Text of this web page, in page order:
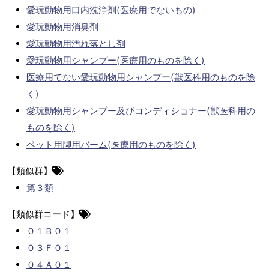
愛玩動物用口内洗浄剤(医療用でないもの)
愛玩動物用消臭剤
愛玩動物用汚れ落とし剤
愛玩動物用シャンプー(医療用のものを除く)
医療用でない愛玩動物用シャンプー(獣医科用のものを除
く)
愛玩動物用シャンプー及びコンディショナー(獣医科用の
ものを除く)
ペット用脚用バーム(医療用のものを除く)
【類似群】
第３類
【類似群コード】
０１Ｂ０１
０３Ｆ０１
０４Ａ０１